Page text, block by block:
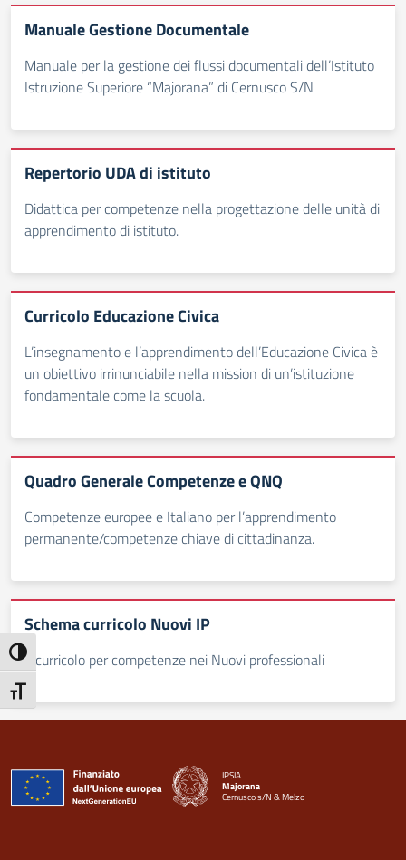
Attiva/disattiva alto contrasto
Attiva/disattiva dimensione testo
Manuale Gestione Documentale
Manuale per la gestione dei flussi documentali dell’Istituto
Istruzione Superiore “Majorana” di Cernusco S/N
Repertorio UDA di istituto
Didattica per competenze nella progettazione delle unità di
apprendimento di istituto.
Curricolo Educazione Civica
L’insegnamento e l’apprendimento dell’Educazione Civica è
un obiettivo irrinunciabile nella mission di un’istituzione
fondamentale come la scuola.
Quadro Generale Competenze e QNQ
Competenze europee e Italiano per l’apprendimento
permanente/competenze chiave di cittadinanza.
Schema curricolo Nuovi IP
Il curricolo per competenze nei Nuovi professionali
IPSIA
Majorana
Cernusco s/N & Melzo